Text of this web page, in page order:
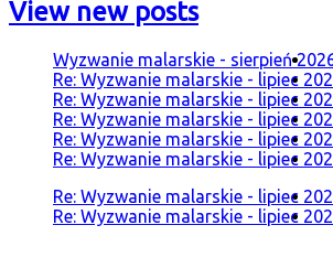
View new posts
Wyzwanie malarskie - sierpień
Re: Wyzwanie malarskie - lipiec
Re: Wyzwanie malarskie - lipiec
Re: Wyzwanie malarskie - lipiec
Re: Wyzwanie malarskie - lipiec
Re: Wyzwanie malarskie - lipiec
Re: Wyzwanie malarskie - lipiec
Re: Wyzwanie malarskie - lipiec